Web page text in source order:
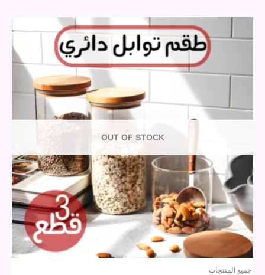
OUT OF STOCK
جميع المنتجات